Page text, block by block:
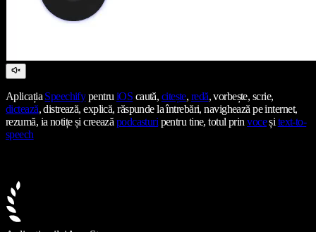
AplicațiaSpeechifypentruiOS caută, citește, redă, vorbește, scrie,
dictează, distrează, explică, răspunde la întrebări, navighează pe internet,
rezumă, ia notițe și creeazăpodcasturipentru tine, totul prinvoceșitext-to-
speech